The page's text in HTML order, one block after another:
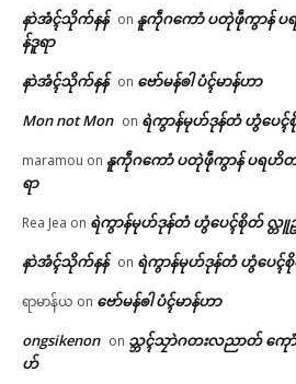
နာဲအံၚ်သိုက်နန် on နူကဵုဂကောံ ပတုဲဖဵုကွာန်
န်ဒူရာ
နာဲအံၚ်သိုက်နန် on ဗော်မန်ၜါ ပံၚ်မာန်ဟာ
Mon not Mon on ရဲကွာန်မုဟ်ဒုန်တံ ဟွံပေၚ်
maramou on နူကဵုဂကောံ ပတုဲဖဵုကွာန် ပရဟိ
ရာ
Rea Jea on ရဲကွာန်မုဟ်ဒုန်တံ ဟွံပေၚ်စိုတ် လ္တူ
နာဲအံၚ်သိုက်နန် on ရဲကွာန်မုဟ်ဒုန်တံ ဟွံပေၚ်
ရာမာန်ယ on ဗော်မန်ၜါ ပံၚ်မာန်ဟာ
ongsikenon on သ္ဘၚ်သၠာဲဂတးလညာတ် ကေုာံ
ဟ်